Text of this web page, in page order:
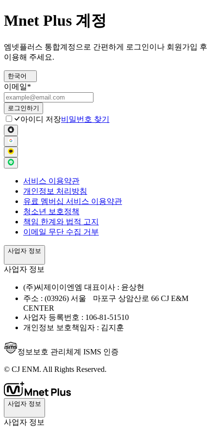
Mnet Plus 계정
엠넷플러스 통합계정으로 간편하게 로그인이나 회원가입 후
이용해 주세요.
한국어
이메일*
로그인하기
아이디 저장비밀번호 찾기
서비스 이용약관
개인정보 처리방침
유료 멤버십 서비스 이용약관
청소년 보호정책
책임 한계와 법적 고지
이메일 무단 수집 거부
사업자 정보
사업자 정보
(주)씨제이이엔엠 대표이사 : 윤상현
주소 : (03926) 서울 마포구 상암산로 66 CJ E&M
CENTER
사업자 등록번호 : 106-81-51510
개인정보 보호책임자 : 김지훈
정보보호 관리체계 ISMS 인증
© CJ ENM. All Rights Reserved.
사업자 정보
사업자 정보